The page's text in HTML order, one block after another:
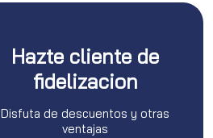
Hazte cliente de
fidelizacion
Disfuta de descuentos y otras
ventajas